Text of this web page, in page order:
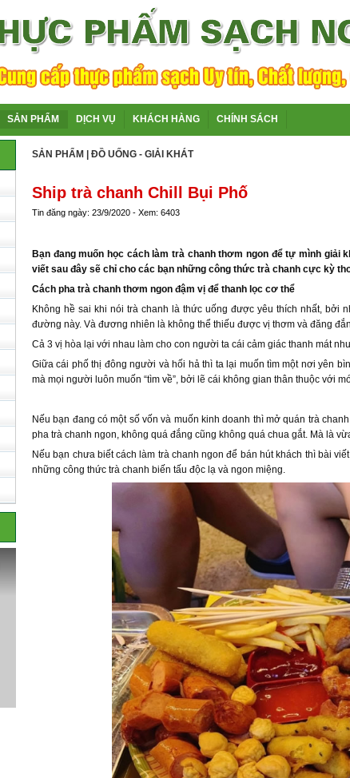
SẢN PHẨM DỊCH VỤ KHÁCH HÀNG CHÍNH SÁCH
SẢN PHẨM ĐỒ UỐNG - GIẢI KHÁT
Ship trà chanh Chill Bụi Phố
Tin đăng ngày: 23/9/2020 - Xem: 6403
Bạn đang muốn học cách làm trà chanh thơm ngon để tự mình
viết sau đây sẽ chỉ cho các bạn những công thức trà chanh cực kỳ
Cách pha trà chanh thơm ngon đậm vị để thanh lọc cơ thể
Không hề sai khi nói trà chanh là thức uống được yêu thích nhất,
đường này. Và đương nhiên là không thể thiếu được vị thơm và đăng
Cả 3 vị hòa lại với nhau làm cho con người ta cái cảm giác thanh mát
Giữa cái phố thị đông người và hối hả thì ta lại muốn tìm một nơi yên
mà mọi người luôn muốn “tìm về”, bởi lẽ cái không gian thân thuộc với
Nếu bạn đang có một số vốn và muốn kinh doanh thì mở quán trà
pha trà chanh ngon, không quá đắng cũng không quá chua gắt. Mà là
Nếu bạn chưa biết cách làm trà chanh ngon để bán hút khách thì bài
những công thức trà chanh biến tấu độc lạ và ngon miệng.